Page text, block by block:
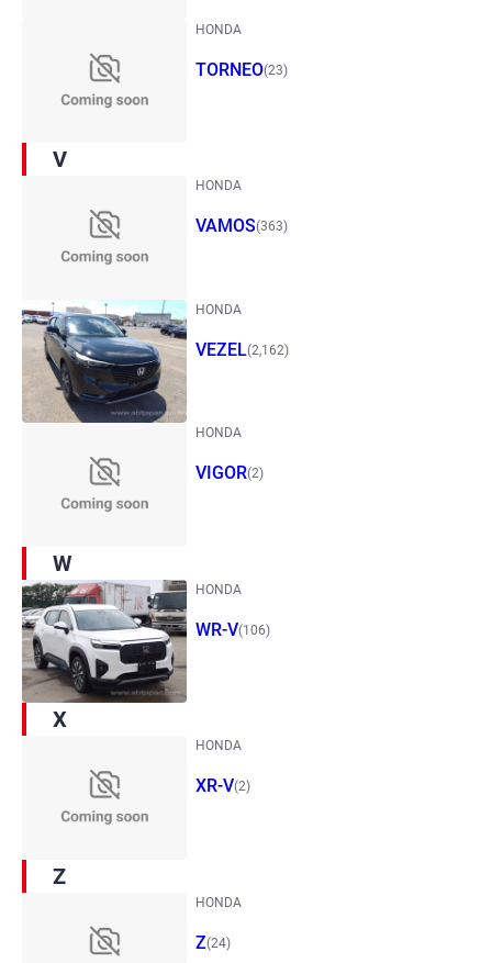
HONDA
TORNEO(23)
V
HONDA
VAMOS(363)
HONDA
VEZEL(2,162)
HONDA
VIGOR(2)
W
HONDA
WR-V(106)
X
HONDA
XR-V(2)
Z
HONDA
Z(24)